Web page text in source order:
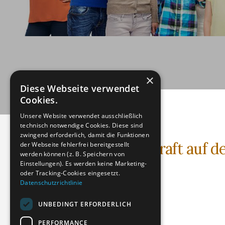
Cannabis: Wirkkraft auf
Textdatei (PDF)
Dateigröße: 169.96 KB
Erstellt: 25-05-2024
Aktualisiert: 19-06-2024
×
Diese Webseite verwendet
Cookies.
Unsere Website verwendet ausschließlich
technisch notwendige Cookies. Diese sind
zwingend erforderlich, damit die Funktionen
der Webseite fehlerfrei bereitgestellt
werden können (z. B. Speichern von
Einstellungen). Es werden keine Marketing-
oder Tracking-Cookies eingesetzt.
Datenschutzrichtlinie
UNBEDINGT ERFORDERLICH
PERFORMANCE